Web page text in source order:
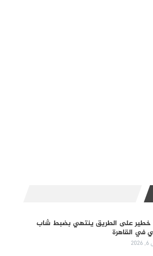
على الطريق ينتهي بضبط شاب
في القاهرة